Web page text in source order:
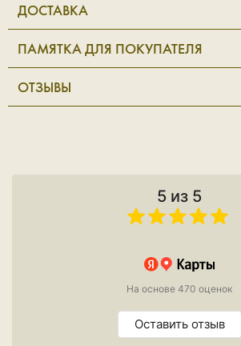
ДОСТАВКА
ПАМЯТКА ДЛЯ ПОКУПАТЕЛЯ
ОТЗЫВЫ
5 из 5
На основе 470 оценок
Оставить отзыв